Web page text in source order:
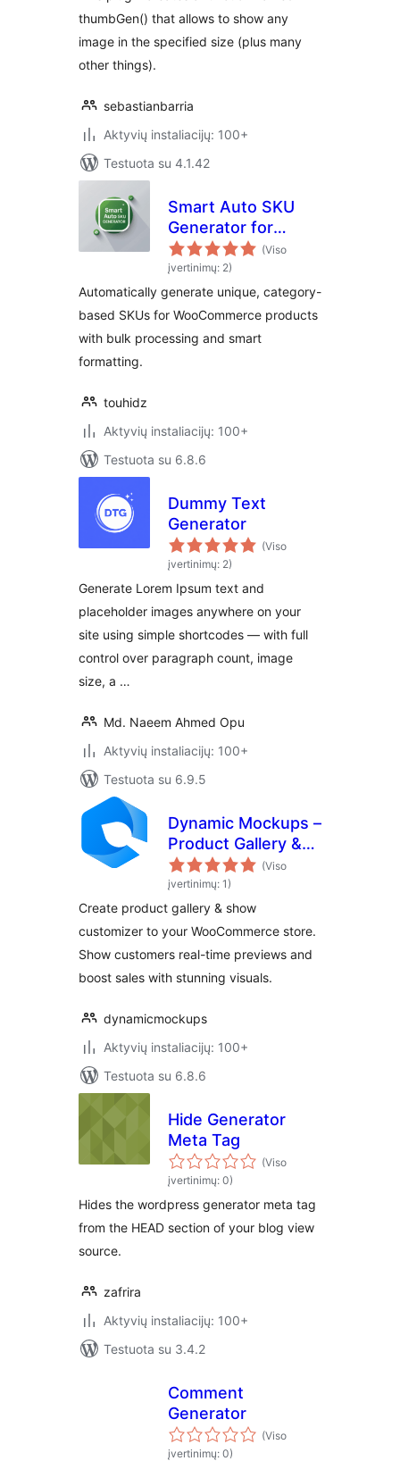
thumbGen() that allows to show any
image in the specified size (plus many
other things).
sebastianbarria
Aktyvių instaliacijų: 100+
Testuota su 4.1.42
Smart Auto SKU
Generator for
WooCommerce
(Viso
įvertinimų: 2)
Automatically generate unique, category-
based SKUs for WooCommerce products
with bulk processing and smart
formatting.
touhidz
Aktyvių instaliacijų: 100+
Testuota su 6.8.6
Dummy Text
Generator
(Viso
įvertinimų: 2)
Generate Lorem Ipsum text and
placeholder images anywhere on your
site using simple shortcodes — with full
control over paragraph count, image
size, a …
Md. Naeem Ahmed Opu
Aktyvių instaliacijų: 100+
Testuota su 6.9.5
Dynamic Mockups –
Product Gallery &
Customizer for
WooCommerce
(Viso
įvertinimų: 1)
Create product gallery & show
customizer to your WooCommerce store.
Show customers real-time previews and
boost sales with stunning visuals.
dynamicmockups
Aktyvių instaliacijų: 100+
Testuota su 6.8.6
Hide Generator
Meta Tag
(Viso
įvertinimų: 0)
Hides the wordpress generator meta tag
from the HEAD section of your blog view
source.
zafrira
Aktyvių instaliacijų: 100+
Testuota su 3.4.2
Comment
Generator
(Viso
įvertinimų: 0)